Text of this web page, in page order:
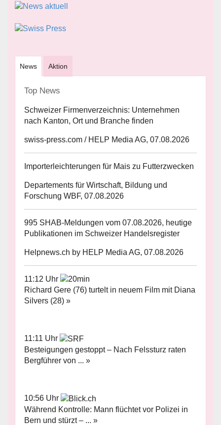
News Aktion
Top News
Schweizer Firmenverzeichnis: Unternehmen
nach Kanton, Ort und Branche finden
swiss-press.com / HELP Media AG, 07.08.2026
Importerleichterungen für Mais zu Futterzwecken
Departements für Wirtschaft, Bildung und
Forschung WBF, 07.08.2026
995 SHAB-Meldungen vom 07.08.2026, heutige
Publikationen im Schweizer Handelsregister
Helpnews.ch by HELP Media AG, 07.08.2026
11:12 Uhr
Richard Gere (76) turtelt in neuem Film mit Diana
Silvers (28) »
11:11 Uhr
Besteigungen gestoppt – Nach Felssturz raten
Bergführer von ... »
10:56 Uhr
Während Kontrolle: Mann flüchtet vor Polizei in
Bern und stürzt – ... »